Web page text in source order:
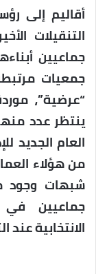
أقاليم إلى
التنقيلات
جماعيين
جمعيات
“عرضية”،
ينتظر عدد
العام الجديد
من هؤلاء
شبهات وجود
جماعيين في
الانتخابية عند